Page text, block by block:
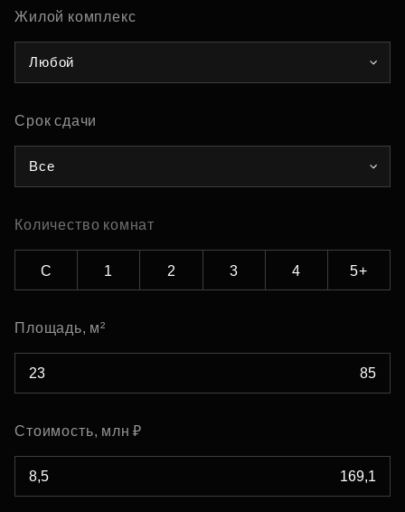
Жилой комплекс
Любой
Срок сдачи
Все
Количество комнат
С 1 2 3 4 5+
Площадь, м²
Стоимость, млн ₽